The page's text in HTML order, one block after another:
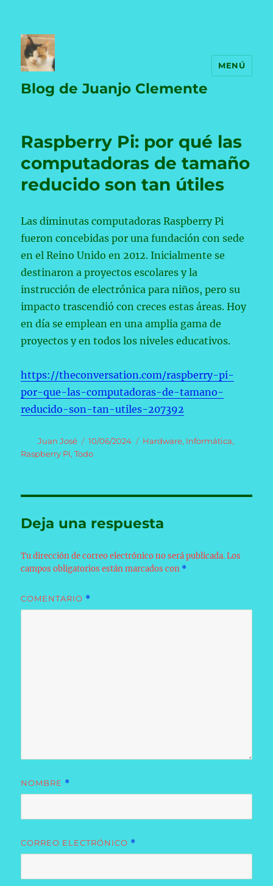
Blog de Juanjo Clemente
MENÚ
Raspberry Pi: por qué las
computadoras de tamaño
reducido son tan útiles
Las diminutas computadoras Raspberry Pi
fueron concebidas por una fundación con sede
en el Reino Unido en 2012. Inicialmente se
destinaron a proyectos escolares y la
instrucción de electrónica para niños, pero su
impacto trascendió con creces estas áreas. Hoy
en día se emplean en una amplia gama de
proyectos y en todos los niveles educativos.
https://theconversation.com/raspberry-pi-
por-que-las-computadoras-de-tamano-
reducido-son-tan-utiles-207392
Autor
Juan José
Publicado
el
10/06/2024 Categorías
Hardware, Informática,
Raspberry Pi,Todo
Deja una respuesta
Tu dirección de correo electrónico no será publicada. Los
campos obligatorios están marcados con *
COMENTARIO *
NOMBRE *
CORREO ELECTRÓNICO *